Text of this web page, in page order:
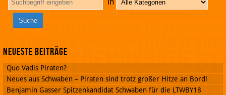
Neueste Beiträge
Quo Vadis Piraten?
Neues aus Schwaben – Piraten sind trotz großer Hitze an Bord!
Benjamin Gasser Spitzenkandidat Schwaben für die LTWBY18